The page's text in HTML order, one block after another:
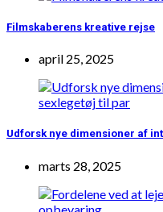
Filmskaberens kreative rejse
april 25, 2025
Udforsk nye dimensioner af
marts 28, 2025